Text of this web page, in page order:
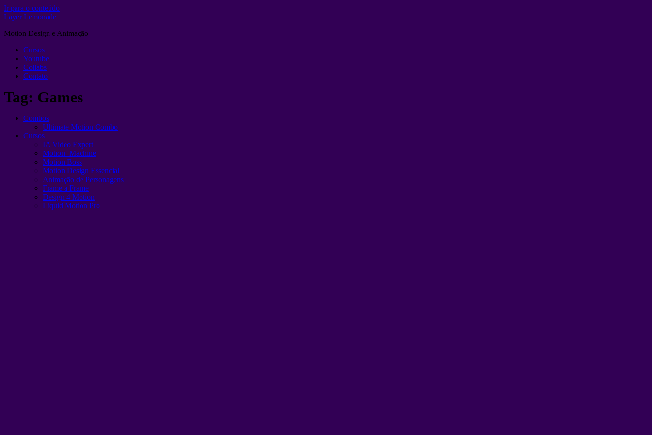
Ir para o conteúdo
Layer Lemonade
Motion Design e Animação
Cursos
Youtube
Collabs
Contato
Tag: Games
Combos
Ultimate Motion Combo
Cursos
IA Video Expert
Motion+Machine
Motion Boss
Motion Design Essencial
Animação de Personagens
Frame a Frame
Design 4 Motion
Liquid Motion Pro